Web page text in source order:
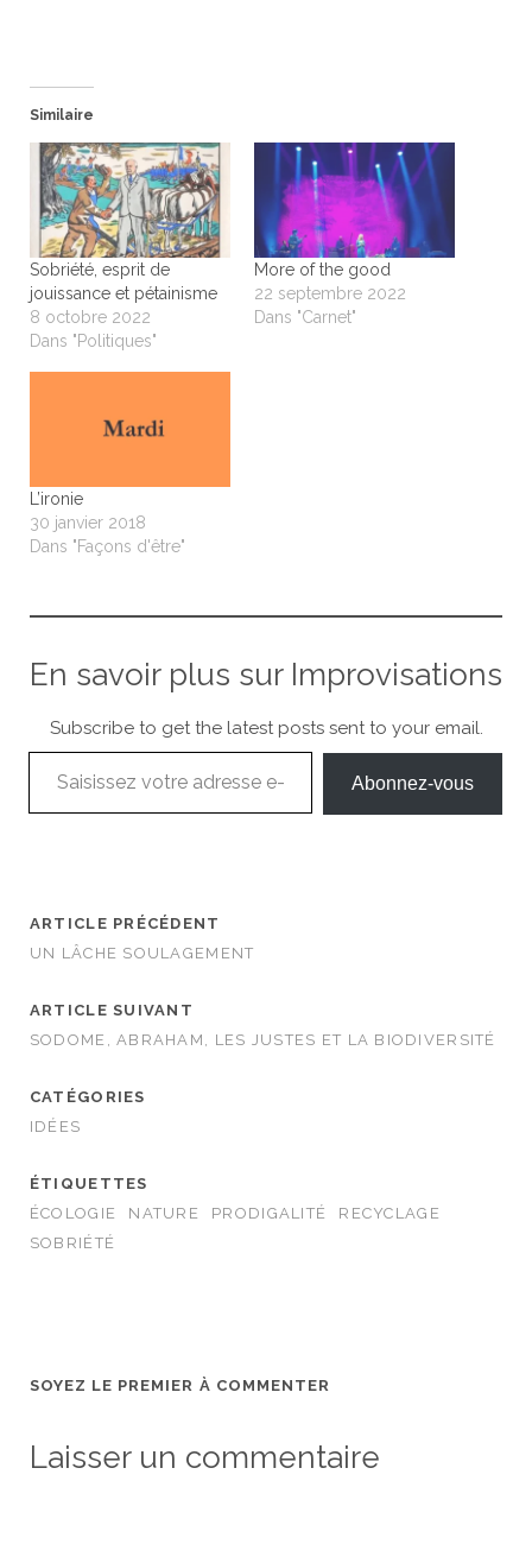
Similaire
Sobriété, esprit de
jouissance et pétainisme
8 octobre 2022
Dans "Politiques"
More of the good
22 septembre 2022
Dans "Carnet"
L’ironie
30 janvier 2018
Dans "Façons d'être"
En savoir plus sur Improvisations
Subscribe to get the latest posts sent to your email.
Saisissez votre adresse e-mail…
Abonnez-vous
ARTICLE PRÉCÉDENT
UN LÂCHE SOULAGEMENT
ARTICLE SUIVANT
SODOME, ABRAHAM, LES JUSTES ET LA BIODIVERSITÉ
CATÉGORIES
IDÉES
ÉTIQUETTES
ÉCOLOGIE
NATURE PRODIGALITÉ
RECYCLAGE
SOBRIÉTÉ
SOYEZ LE PREMIER À COMMENTER
Laisser un commentaire